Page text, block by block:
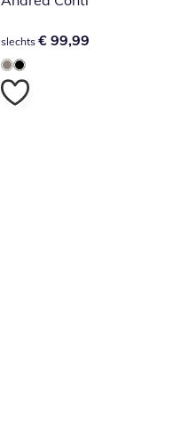
€ 99,99
slechts € 99,99